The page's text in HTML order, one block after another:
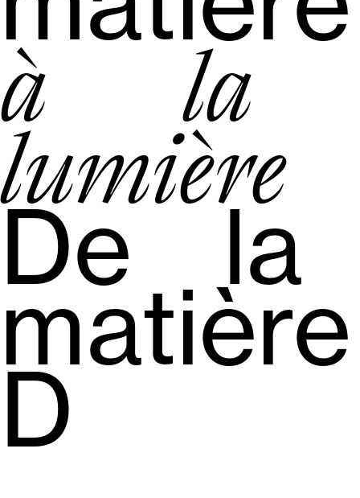
à la
lumière
De la
matière
D